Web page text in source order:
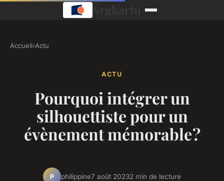
Accueil›Actu
ACTU
Pourquoi intégrer un
silhouettiste pour un
évènement mémorable ?
P philippine7 août 20232 min de lecture